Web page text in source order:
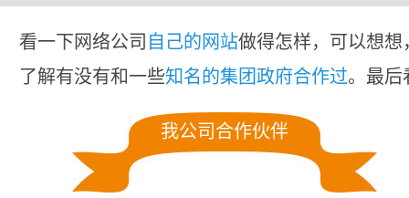
看一下网络公司 自己的网站做得怎样，可以想
了解有没有和一些知名的集团政府合作过。最后
我公司合作伙伴